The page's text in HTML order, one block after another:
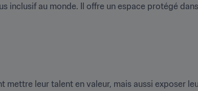
inclusif au monde. Il offre un espace protégé
leur talent en valeur, mais aussi exposer